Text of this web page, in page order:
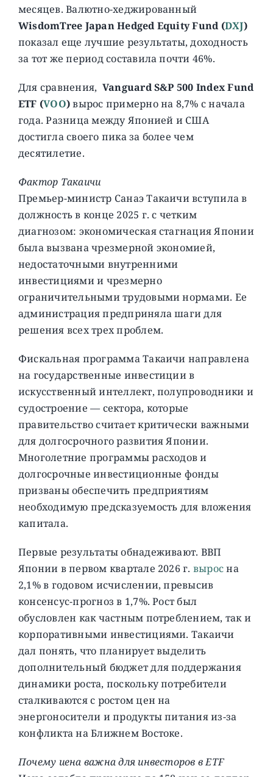
месяцев. Валютно-хеджированный
WisdomTree Japan Hedged Equity Fund (DXJ)
показал еще лучшие результаты, доходность
за тот же период составила почти 46%.
Для сравнения, Vanguard S&P 500 Index Fund
ETF (VOO)вырос примерно на 8,7% с начала
года. Разница между Японией и США
достигла своего пика за более чем
десятилетие.
Фактор Такаичи
Премьер-министр Санаэ Такаичи вступила в
должность в конце 2025 г. с четким
диагнозом: экономическая стагнация Японии
была вызвана чрезмерной экономией,
недостаточными внутренними
инвестициями и чрезмерно
ограничительными трудовыми нормами. Ее
администрация предприняла шаги для
решения всех трех проблем.
Фискальная программа Такаичи направлена ​​
на государственные инвестиции в
искусственный интеллект, полупроводники и
судостроение — сектора, которые
правительство считает критически важными
для долгосрочного развития Японии.
Многолетние программы расходов и
долгосрочные инвестиционные фонды
призваны обеспечить предприятиям
необходимую предсказуемость для вложения
капитала.
Первые результаты обнадеживают. ВВП
Японии в первом квартале 2026 г. выросна
2,1% в годовом исчислении, превысив
консенсус-прогноз в 1,7%. Рост был
обусловлен как частным потреблением, так и
корпоративными инвестициями. Такаичи
дал понять, что планирует выделить
дополнительный бюджет для поддержания
динамики роста, поскольку потребители
сталкиваются с ростом цен на
энергоносители и продукты питания из-за
конфликта на Ближнем Востоке.
Почему иена важна для инвесторов в ETF